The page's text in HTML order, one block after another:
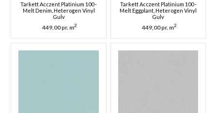
Tarkett Acczent Platinium 100 -
Melt Denim, Heterogen Vinyl
Gulv
449,00 pr. m2
Tarkett Acczent Platinium 100 -
Melt Eggplant, Heterogen Vinyl
Gulv
449,00 pr. m2